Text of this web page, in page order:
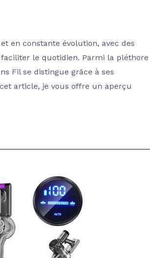
en constante évolution, avec des
le quotidien. Parmi la pléthore
Fil se distingue grâce à ses
article, je vous offre un aperçu